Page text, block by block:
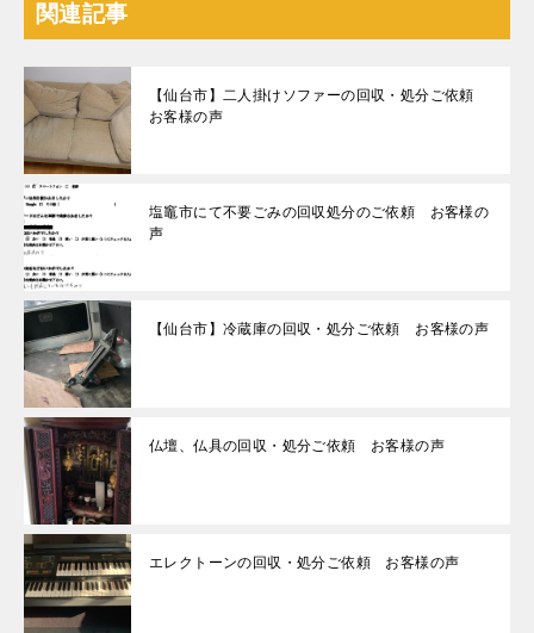
関連記事
【仙台市】二人掛けソファーの回収・処分ご依頼
お客様の声
塩竈市にて不要ごみの回収処分のご依頼 お客様の
声
【仙台市】冷蔵庫の回収・処分ご依頼 お客様の声
仏壇、仏具の回収・処分ご依頼 お客様の声
エレクトーンの回収・処分ご依頼 お客様の声